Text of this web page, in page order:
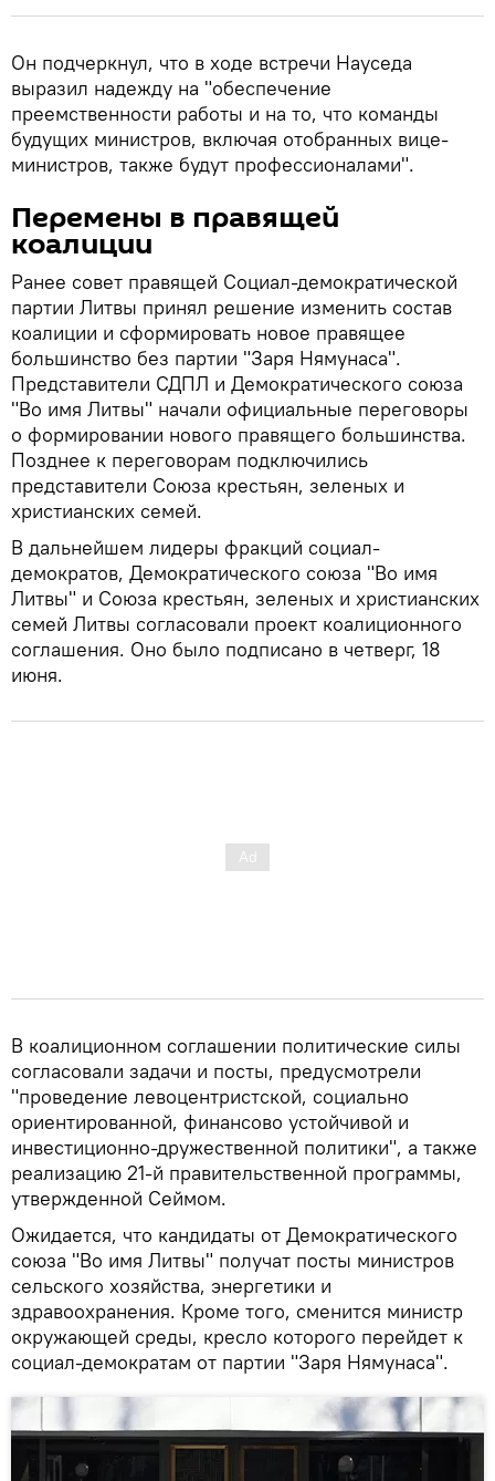
Он подчеркнул, что в ходе встречи Науседа
выразил надежду на "обеспечение
преемственности работы и на то, что команды
будущих министров, включая отобранных вице-
министров, также будут профессионалами".
Перемены в правящей
коалиции
Ранее совет правящей Социал-демократической
партии Литвы принял решение изменить состав
коалиции и сформировать новое правящее
большинство без партии "Заря Нямунаса".
Представители СДПЛ и Демократического союза
"Во имя Литвы" начали официальные переговоры
о формировании нового правящего большинства.
Позднее к переговорам подключились
представители Союза крестьян, зеленых и
христианских семей.
В дальнейшем лидеры фракций социал-
демократов, Демократического союза "Во имя
Литвы" и Союза крестьян, зеленых и христианских
семей Литвы согласовали проект коалиционного
соглашения. Оно было подписано в четверг, 18
июня.
В коалиционном соглашении политические силы
согласовали задачи и посты, предусмотрели
"проведение левоцентристской, социально
ориентированной, финансово устойчивой и
инвестиционно-дружественной политики", а также
реализацию 21-й правительственной программы,
утвержденной Сеймом.
Ожидается, что кандидаты от Демократического
союза "Во имя Литвы" получат посты министров
сельского хозяйства, энергетики и
здравоохранения. Кроме того, сменится министр
окружающей среды, кресло которого перейдет к
социал-демократам от партии "Заря Нямунаса".